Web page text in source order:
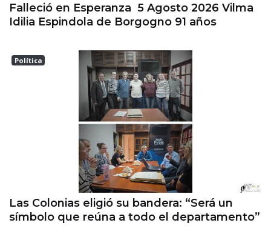
Falleció en Esperanza 5 Agosto 2026 Vilma
Idilia Espindola de Borgogno 91 años
Política
Las Colonias eligió su bandera: “Será un
símbolo que reúna a todo el departamento”